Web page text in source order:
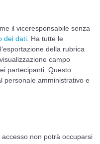
il viceresponsabile senza
dei dati . Ha tutte le
della rubrica
campo
partecipanti. Questo
personale amministrativo e
accesso non potrà occuparsi